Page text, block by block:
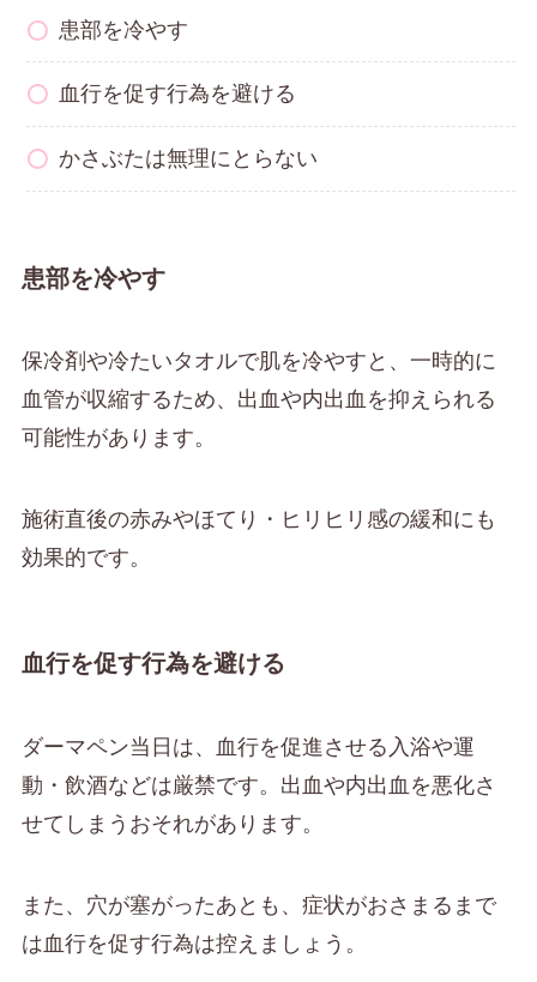
患部を冷やす
血行を促す行為を避ける
かさぶたは無理にとらない
患部を冷やす
保冷剤や冷たいタオルで肌を冷やすと、一時的に
血管が収縮するため、出血や内出血を抑えられる
可能性があります。
施術直後の赤みやほてり・ヒリヒリ感の緩和にも
効果的です。
血行を促す行為を避ける
ダーマペン当日は、血行を促進させる入浴や運
動・飲酒などは厳禁です。出血や内出血を悪化さ
せてしまうおそれがあります。
また、穴が塞がったあとも、症状がおさまるまで
は血行を促す行為は控えましょう。